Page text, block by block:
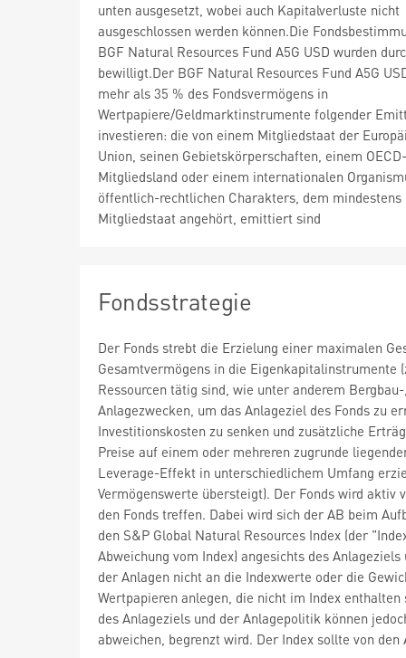
unten ausgesetzt, wobei auch Kapitalverluste nicht
ausgeschlossen werden können.Die
BGF Natural Resources Fund A5G USD wurden
bewilligt.Der BGF Natural Resources Fund A5G
mehr als 35 % des Fondsvermögens in
Wertpapiere/Geldmarktinstrumente folgender
investieren: die von einem Mitgliedstaat der
Union, seinen Gebietskörperschaften, einem OECD-
Mitgliedsland oder einem internationalen
öffentlich-rechtlichen Charakters, dem mindestens
Mitgliedstaat angehört, emittiert sind
Fondsstrategie
Der Fonds strebt die Erzielung einer maximalen
Gesamtvermögens in die Eigenkapitalinstrumente
Ressourcen tätig sind, wie unter anderem
Anlagezwecken, um das Anlageziel des Fonds zu
Investitionskosten zu senken und zusätzliche
Preise auf einem oder mehreren zugrunde
Leverage-Effekt in unterschiedlichem Umfang
Vermögenswerte übersteigt). Der Fonds wird aktiv
den Fonds treffen. Dabei wird sich der AB beim
den S&P Global Natural Resources Index (der
Abweichung vom Index) angesichts des
der Anlagen nicht an die Indexwerte oder die
Wertpapieren anlegen, die nicht im Index
des Anlageziels und der Anlagepolitik können
abweichen, begrenzt wird. Der Index sollte von